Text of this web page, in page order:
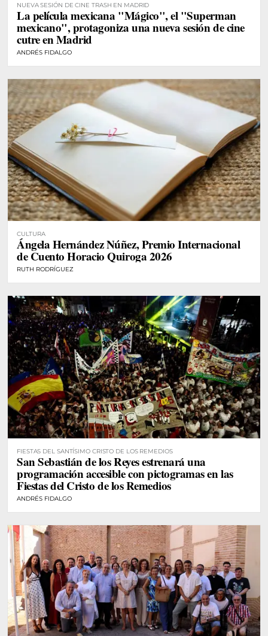
NUEVA SESIÓN DE CINE TRASH EN MADRID
La película mexicana "Mágico", el "Superman
mexicano", protagoniza una nueva sesión de cine
cutre en Madrid
ANDRÉS FIDALGO
CULTURA
Ángela Hernández Núñez, Premio Internacional
de Cuento Horacio Quiroga 2026
RUTH RODRÍGUEZ
FIESTAS DEL SANTÍSIMO CRISTO DE LOS REMEDIOS
San Sebastián de los Reyes estrenará una
programación accesible con pictogramas en las
Fiestas del Cristo de los Remedios
ANDRÉS FIDALGO